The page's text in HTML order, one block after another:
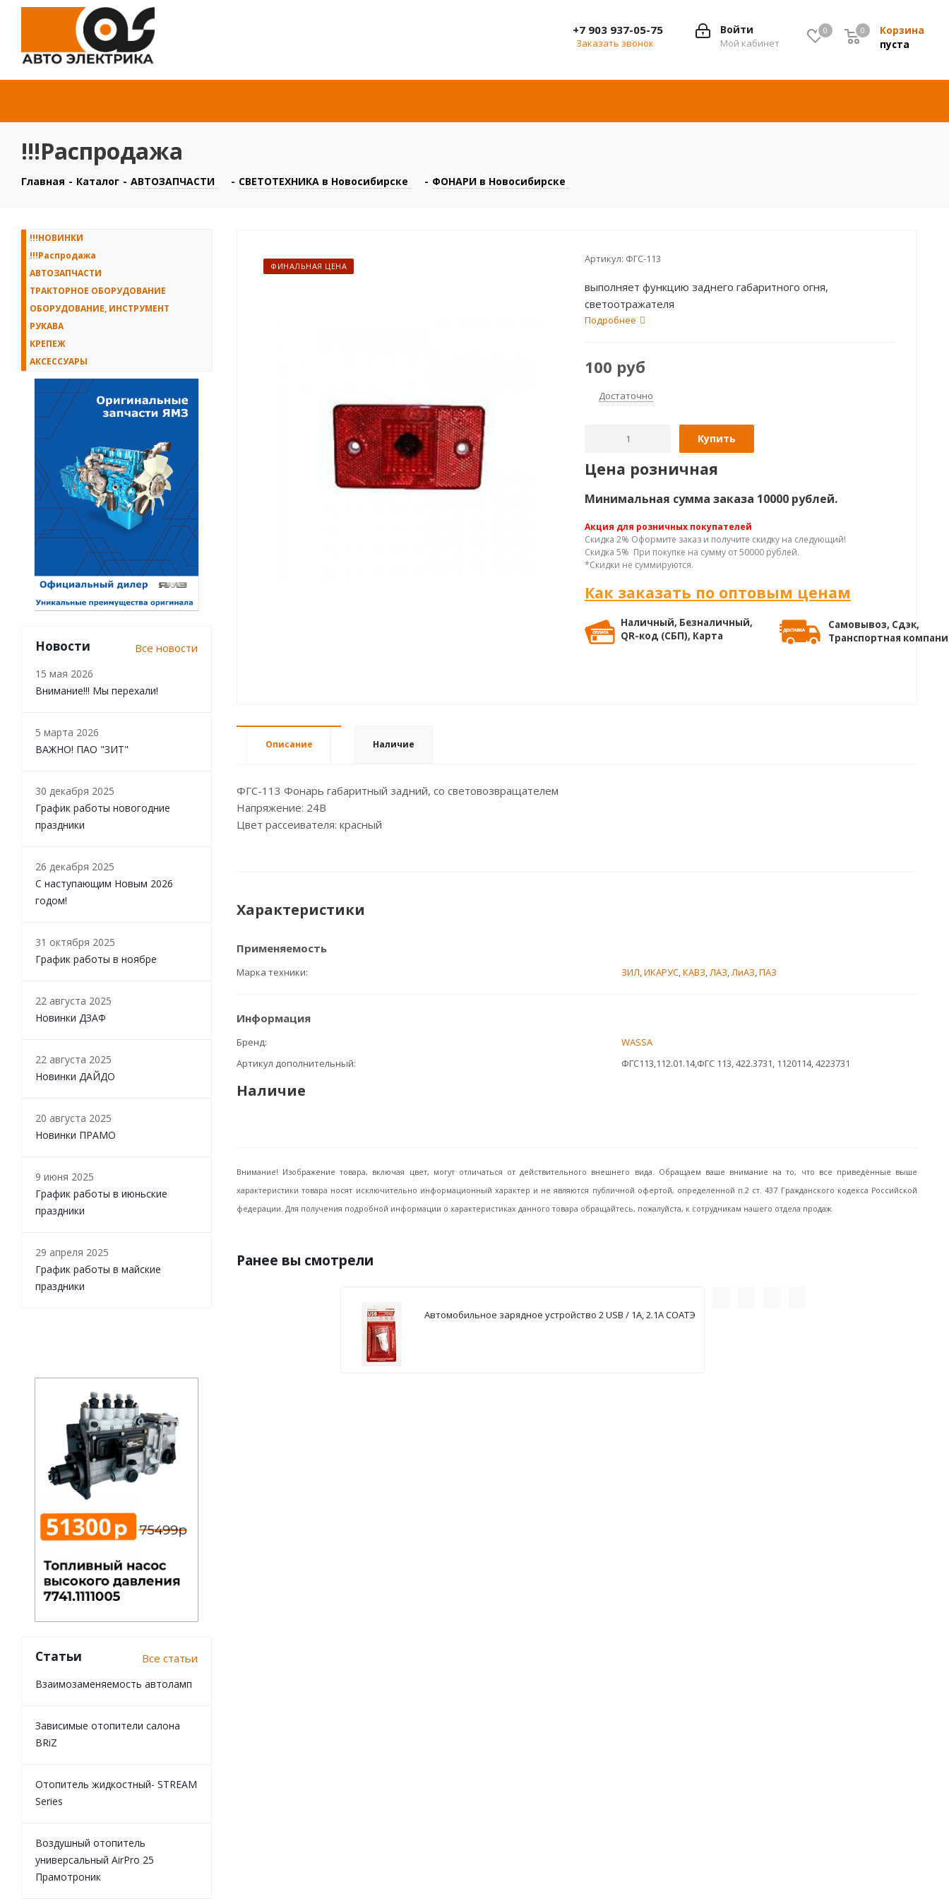
0 Корзина
0
пуста
0
Войти
Мой кабинет
+7 903 937-05-75
Заказать звонок
!!!Распродажа
Главная - Каталог - АВТОЗАПЧАСТИ - СВЕТОТЕХНИКА в Новосибирске - ФОНАРИ в Новосибирске
ФИНАЛЬНАЯ ЦЕНА
Артикул: ФГС-113
выполняет функцию заднего габаритного огня,
светоотражателя
Подробнее
100 руб
Достаточно
Купить
Цена розничная
Минимальная сумма заказа 10000 рублей.
Акция для розничных покупателей
Скидка 2% Оформите заказ и получите скидку на следующий!
Скидка 5% При покупке на сумму от 50000 рублей.
*Скидки не суммируются.
Как заказать по оптовым ценам
Наличный, Безналичный,
QR-код (СБП), Карта
Самовывоз, Сдэк,
Транспортная
Описание Наличие
ФГС-113 Фонарь габаритный задний, со световозвращателем
Напряжение: 24В
Цвет рассеивателя: красный
Характеристики
Применяемость
Марка техники ЗИЛ,ИКАРУС,КАВЗ,ЛАЗ,ЛиАЗ,ПАЗ
Информация
Бренд
WASSA
Артикул дополнительный
ФГС113,112.01.14,ФГС 113, 422.3731, 1120114, 4223731
Наличие
Внимание! Изображение товара, включая цвет, могут отличаться от действительного внешнего вида. Обращаем ваше внимание на то, что все приведённые выше
характеристики товара носят исключительно информационный характер и не являются публичной офертой, определенной п.2 ст. 437 Гражданского кодекса Российской
федерации. Для получения подробной информации о характеристиках данного товара обращайтесь, пожалуйста, к сотрудникам нашего отдела продаж.
Ранее вы смотрели
Автомобильное зарядное устройство 2 USB / 1А, 2.1А СОАТЭ
!!!НОВИНКИ
!!!Распродажа
АВТОЗАПЧАСТИ
ТРАКТОРНОЕ ОБОРУДОВАНИЕ
ОБОРУДОВАНИЕ, ИНСТРУМЕНТ
РУКАВА
КРЕПЕЖ
АКСЕССУАРЫ
Новости Все новости
15 мая 2026
Внимание!!! Мы перехали!
5 марта 2026
ВАЖНО! ПАО "ЗИТ"
30 декабря 2025
График работы новогодние
праздники
26 декабря 2025
С наступающим Новым 2026
годом!
31 октября 2025
График работы в ноябре
22 августа 2025
Новинки ДЗАФ
22 августа 2025
Новинки ДАЙДО
20 августа 2025
Новинки ПРАМО
9 июня 2025
График работы в июньские
праздники
29 апреля 2025
График работы в майские
праздники
Статьи Все статьи
Взаимозаменяемость автоламп
Зависимые отопители салона
BRiZ
Отопитель жидкостный- STREAM
Series
Воздушный отопитель
универсальный AirPro 25
Прамотроник